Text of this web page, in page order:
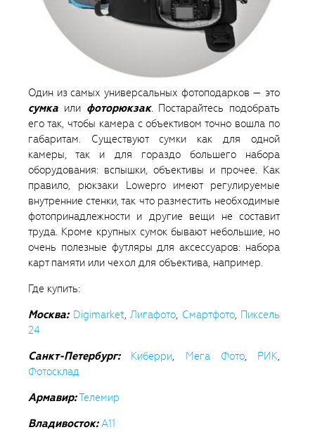
Один из самых универсальных фотоподарков — это
сумка или фоторюкзак. Постарайтесь подобрать
его так, чтобы камера с объективом точно вошла по
габаритам. Существуют сумки как для одной
камеры, так и для гораздо большего набора
оборудования: вспышки, объективы и прочее. Как
правило, рюкзаки Lowepro имеют регулируемые
внутренние стенки, так что разместить необходимые
фотопринадлежности и другие вещи не составит
труда. Кроме крупных сумок бывают небольшие, но
очень полезные футляры для аксессуаров: набора
карт памяти или чехол для объектива, например.
Где купить:
Москва: Digimarket, Лигафото, Смартфото, Пиксель
24
Санкт-Петербург:
Киберри, Мега Фото, РИК,
Фотосклад
Армавир:Телемир
Владивосток: A11